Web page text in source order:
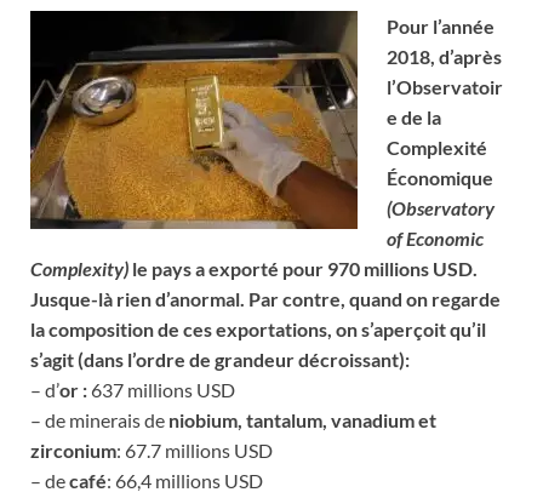
Pour l’année
2018, d’après
l’Observatoir
e de la
Complexité
Économique
(Observatory
of Economic
Complexity) le pays a exporté pour 970 millions USD.
Jusque-là rien d’anormal. Par contre, quand on regarde
la composition de ces exportations, on s’aperçoit qu’il
s’agit (dans l’ordre de grandeur décroissant):
– d’or : 637 millions USD
– de minerais de niobium, tantalum, vanadium et
zirconium: 67.7 millions USD
– decafé: 66,4 millions USD